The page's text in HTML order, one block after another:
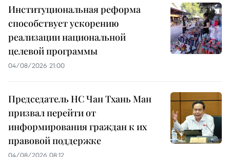
Институциональная реформа
способствует ускорению
реализации национальной
целевой программы
04/08/2026 21:00
Председатель НС Чан Тхань Ман
призвал перейти от
информирования граждан к их
правовой поддержке
04/08/2026 08:12